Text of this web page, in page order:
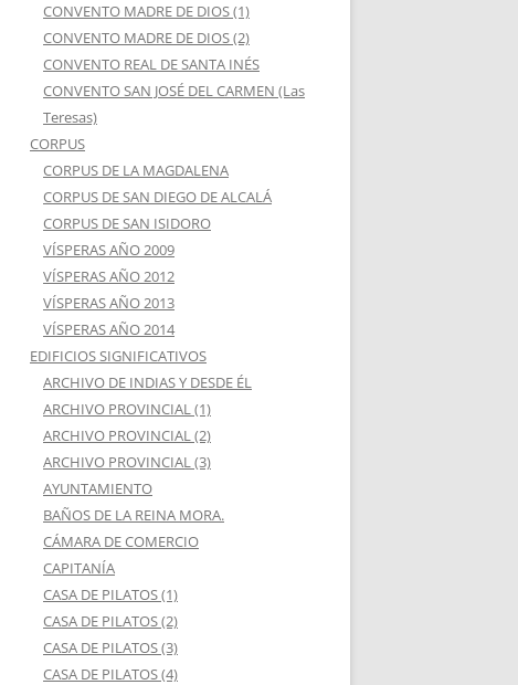
CONVENTO MADRE DE DIOS (1)
CONVENTO MADRE DE DIOS (2)
CONVENTO REAL DE SANTA INÉS
CONVENTO SAN JOSÉ DEL CARMEN (Las
Teresas)
CORPUS
CORPUS DE LA MAGDALENA
CORPUS DE SAN DIEGO DE ALCALÁ
CORPUS DE SAN ISIDORO
VÍSPERAS AÑO 2009
VÍSPERAS AÑO 2012
VÍSPERAS AÑO 2013
VÍSPERAS AÑO 2014
EDIFICIOS SIGNIFICATIVOS
ARCHIVO DE INDIAS Y DESDE ÉL
ARCHIVO PROVINCIAL (1)
ARCHIVO PROVINCIAL (2)
ARCHIVO PROVINCIAL (3)
AYUNTAMIENTO
BAÑOS DE LA REINA MORA.
CÁMARA DE COMERCIO
CAPITANÍA
CASA DE PILATOS (1)
CASA DE PILATOS (2)
CASA DE PILATOS (3)
CASA DE PILATOS (4)